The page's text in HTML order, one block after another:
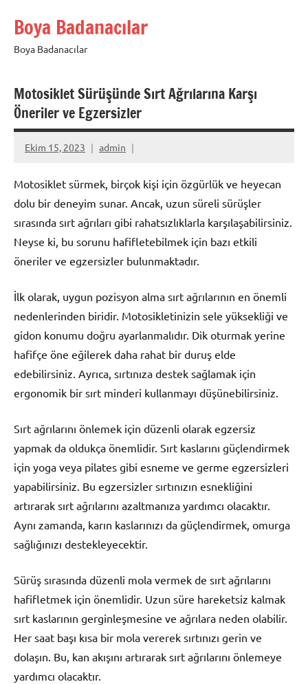
Boya Badanacılar
Boya Badanacılar
Motosiklet Sürüşünde Sırt Ağrılarına Karşı
Öneriler ve Egzersizler
Ekim 15, 2023 admin
Motosiklet sürmek, birçok kişi için özgürlük ve heyecan
dolu bir deneyim sunar. Ancak, uzun süreli sürüşler
sırasında sırt ağrıları gibi rahatsızlıklarla karşılaşabilirsiniz.
Neyse ki, bu sorunu hafifletebilmek için bazı etkili
öneriler ve egzersizler bulunmaktadır.
İlk olarak, uygun pozisyon alma sırt ağrılarının en önemli
nedenlerinden biridir. Motosikletinizin sele yüksekliği ve
gidon konumu doğru ayarlanmalıdır. Dik oturmak yerine
hafifçe öne eğilerek daha rahat bir duruş elde
edebilirsiniz. Ayrıca, sırtınıza destek sağlamak için
ergonomik bir sırt minderi kullanmayı düşünebilirsiniz.
Sırt ağrılarını önlemek için düzenli olarak egzersiz
yapmak da oldukça önemlidir. Sırt kaslarını güçlendirmek
için yoga veya pilates gibi esneme ve germe egzersizleri
yapabilirsiniz. Bu egzersizler sırtınızın esnekliğini
artırarak sırt ağrılarını azaltmanıza yardımcı olacaktır.
Aynı zamanda, karın kaslarınızı da güçlendirmek, omurga
sağlığınızı destekleyecektir.
Sürüş sırasında düzenli mola vermek de sırt ağrılarını
hafifletmek için önemlidir. Uzun süre hareketsiz kalmak
sırt kaslarının gerginleşmesine ve ağrılara neden olabilir.
Her saat başı kısa bir mola vererek sırtınızı gerin ve
dolaşın. Bu, kan akışını artırarak sırt ağrılarını önlemeye
yardımcı olacaktır.